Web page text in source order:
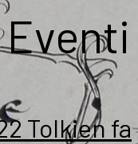
Eventi
Tolkien fa